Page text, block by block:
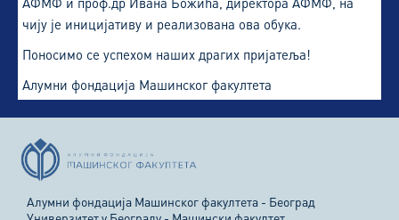
чију је иницијативу и реализована ова обука.
Поносимо се успехом наших драгих пријатеља!
Алумни фондација Машинског факултета
Алумни фондација Машинског факултета - Београд